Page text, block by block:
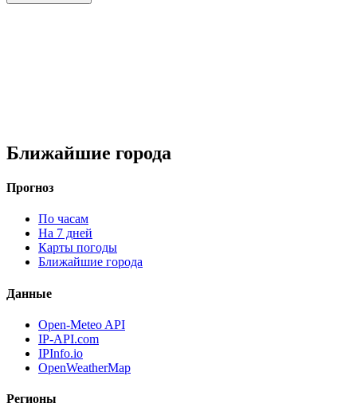
Ближайшие города
Прогноз
По часам
На 7 дней
Карты погоды
Ближайшие города
Данные
Open-Meteo API
IP-API.com
IPInfo.io
OpenWeatherMap
Регионы